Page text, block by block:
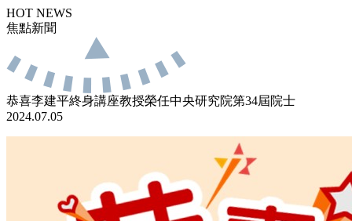
HOT NEWS
焦點新聞
恭喜李建平終身講座教授榮任中央研究院第34屆院士
2024.07.05